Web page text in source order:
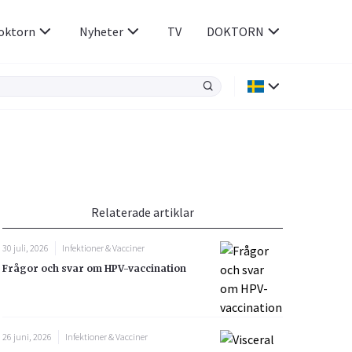
Rökavvänjning
Rörelseapparaten
Sex & Samliv
Sömn & Stress
Nyheter TV DOKTORN
Relaterade artiklar
30 juli, 2026
Infektioner & Vacciner
Frågor och svar om HPV-vaccination
26 juni, 2026
Infektioner & Vacciner